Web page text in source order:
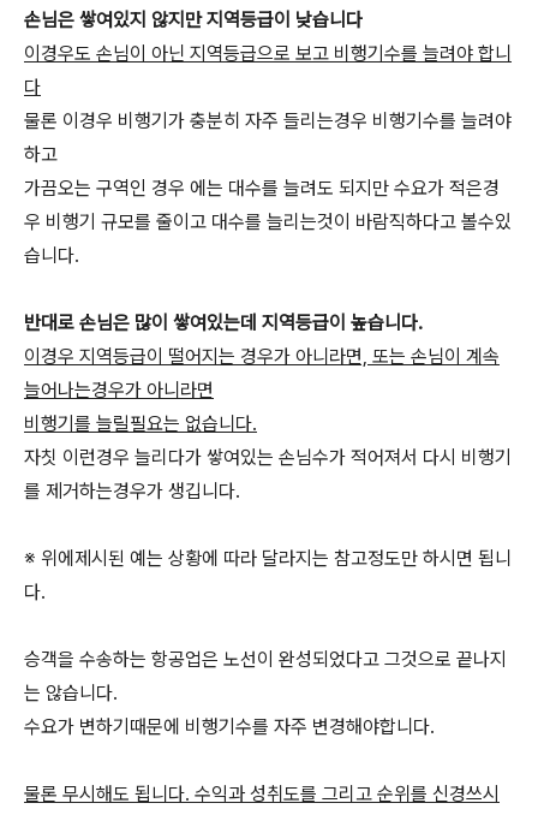
손님은 쌓여있지 않지만 지역등급이 낮습니다
이경우도 손님이 아닌 지역등급으로 보고 비행기수를 늘려야 합니
다
물론 이경우 비행기가 충분히 자주 들리는경우 비행기수를 늘려야
하고
가끔오는 구역인 경우 에는 대수를 늘려도 되지만 수요가 적은경
우 비행기 규모를 줄이고 대수를 늘리는것이 바람직하다고 볼수있
습니다.
반대로 손님은 많이 쌓여있는데 지역등급이 높습니다.
이경우 지역등급이 떨어지는 경우가 아니라면, 또는 손님이 계속
늘어나는경우가 아니라면
비행기를 늘릴필요는 없습니다.
자칫 이런경우 늘리다가 쌓여있는 손님수가 적어져서 다시 비행기
를 제거하는경우가 생깁니다.
※ 위에제시된 예는 상황에 따라 달라지는 참고정도만 하시면 됩니
다.
승객을 수송하는 항공업은 노선이 완성되었다고 그것으로 끝나지
는 않습니다.
수요가 변하기때문에 비행기수를 자주 변경해야합니다.
물론 무시해도 됩니다. 수익과 성취도를 그리고 순위를 신경쓰시